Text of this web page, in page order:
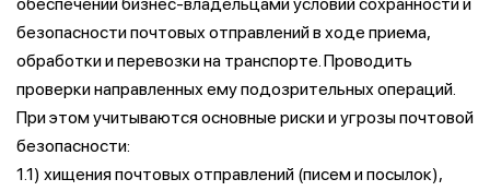
безопасности почтовых отправлений в ходе приема,
обработки и перевозки на транспорте. Проводить
проверки направленных ему подозрительных операций.
При этом учитываются основные риски и угрозы почтовой
безопасности:
1.1) хищения почтовых отправлений (писем и посылок),